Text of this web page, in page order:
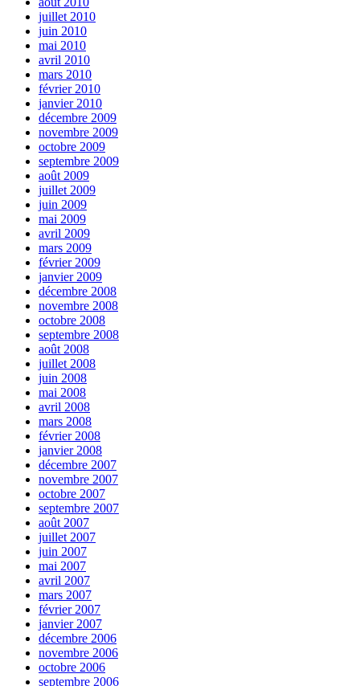
juillet 2010
juin 2010
mai 2010
avril 2010
mars 2010
février 2010
janvier 2010
décembre 2009
novembre 2009
octobre 2009
septembre 2009
août 2009
juillet 2009
juin 2009
mai 2009
avril 2009
mars 2009
février 2009
janvier 2009
décembre 2008
novembre 2008
octobre 2008
septembre 2008
août 2008
juillet 2008
juin 2008
mai 2008
avril 2008
mars 2008
février 2008
janvier 2008
décembre 2007
novembre 2007
octobre 2007
septembre 2007
août 2007
juillet 2007
juin 2007
mai 2007
avril 2007
mars 2007
février 2007
janvier 2007
décembre 2006
novembre 2006
octobre 2006
septembre 2006